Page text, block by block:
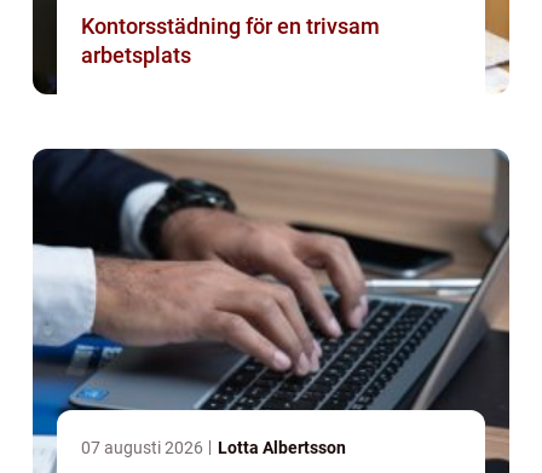
Kontorsstädning för en trivsam
arbetsplats
07 augusti 2026 Lotta Albertsson